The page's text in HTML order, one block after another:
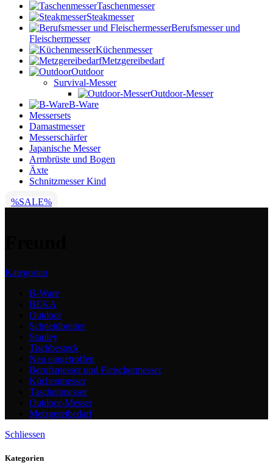
Taschenmesser
Steakmesser
Berufsmesser und
Fleischermesser
Küchenmesser
Metzgereibedarf
Outdoor
Survival-Messer
Outdoor-Messer
B-Ware
Messersets
Damastmesser
Messerschärfer
Japanische Messer
Armbrüste und Bogen
Äxte
Schnitzmesser Kind
%SALE%
Kategorien
B-Ware
BEKA
Outdoor
Schneidbretter
Stanley
Tischbesteck
Neu eingetroffen
Berufsmesser und Fleischermesser
Küchenmesser
Taschenmesser
Outdoor-Messer
Metzgereibedarf
Schliessen
Kategorien